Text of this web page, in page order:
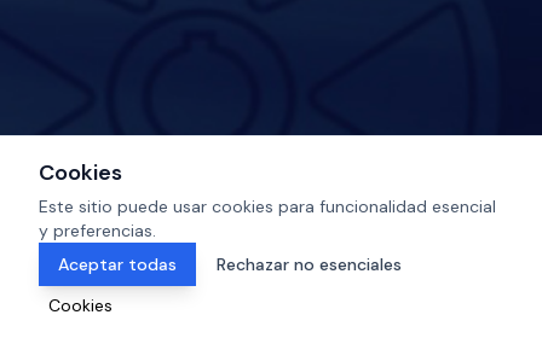
Cookies
Este sitio puede usar cookies para funcionalidad esencial
y preferencias.
Aceptar todas
Rechazar no esenciales
Cookies